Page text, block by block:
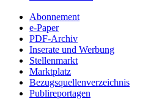
Abonnement
e-Paper
PDF-Archiv
Inserate und Werbung
Stellenmarkt
Marktplatz
Bezugsquellenverzeichnis
Publireportagen